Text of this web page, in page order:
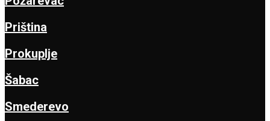
Priština
Prokuplje
Šabac
Smederevo